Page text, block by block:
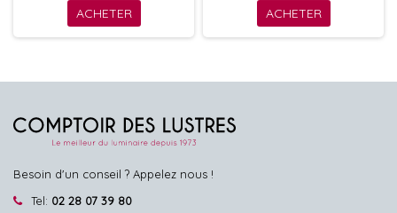
ACHETER ACHETER
Besoin d'un conseil ? Appelez nous !
Tel: 02 28 07 39 80